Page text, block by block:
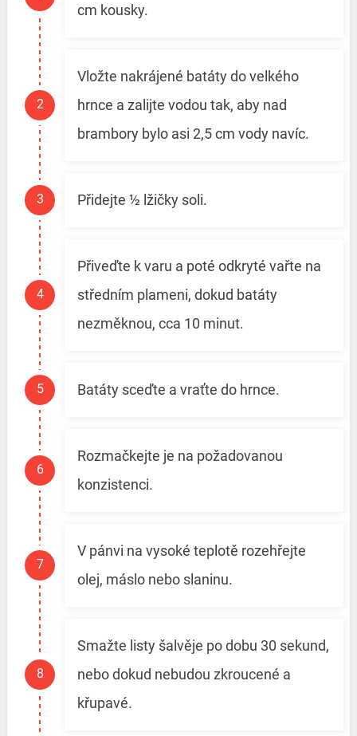
cm kousky.
Vložte nakrájené batáty do velkého
hrnce a zalijte vodou tak, aby nad
brambory bylo asi 2,5 cm vody navíc.
Přidejte ½ lžičky soli.
Přiveďte k varu a poté odkryté vařte na
středním plameni, dokud batáty
nezměknou, cca 10 minut.
Batáty sceďte a vraťte do hrnce.
Rozmačkejte je na požadovanou
konzistenci.
V pánvi na vysoké teplotě rozehřejte
olej, máslo nebo slaninu.
Smažte listy šalvěje po dobu 30 sekund,
nebo dokud nebudou zkroucené a
křupavé.